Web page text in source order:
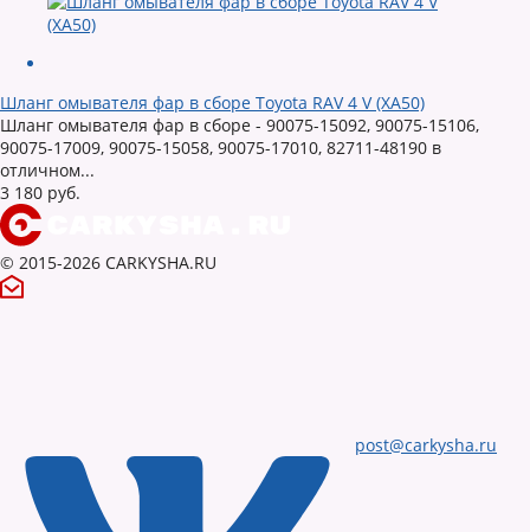
Шланг омывателя фар в сборе Toyota RAV 4 V (XA50)
Шланг омывателя фар в сборе - 90075-15092, 90075-15106,
90075-17009, 90075-15058, 90075-17010, 82711-48190 в
отличном...
3 180 руб.
© 2015-2026 CARKYSHA.RU
post@carkysha.ru